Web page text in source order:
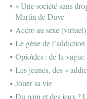
« Une société sans
Martin de Duve
Accro au sexe (virtuel)
Le gène de l’addiction
Opioïdes : de la vague
Les jeunes, des «
Jouer sa vie
Du pain et des jeux ?